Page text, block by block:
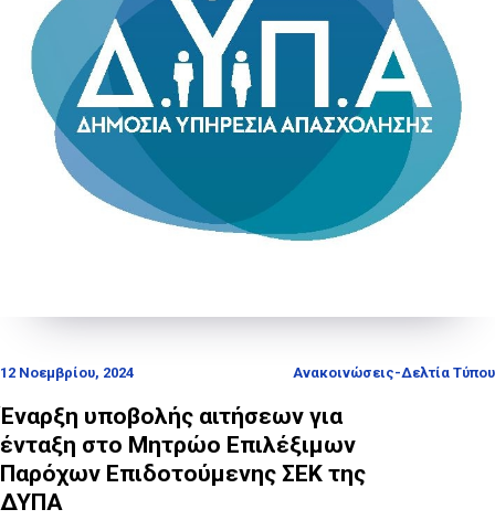
12 Νοεμβρίου, 2024 Ανακοινώσεις-Δελτία Τύπου
Έναρξη υποβολής αιτήσεων για
ένταξη στο Μητρώο Επιλέξιμων
Παρόχων Επιδοτούμενης ΣΕΚ της
ΔΥΠΑ